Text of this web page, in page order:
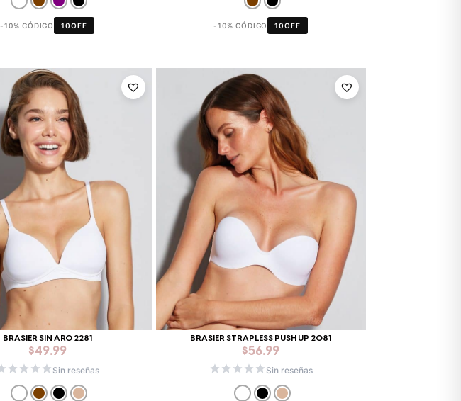
-10% CÓDIGO 10OFF -10% CÓDIGO 10OFF
BRASIER SIN ARO 2281
$49.99
Sin reseñas
BRASIER STRAPLESS PUSH UP 2081
$56.99
Sin reseñas
Mixtwo - Lencería y Ropa
Interior